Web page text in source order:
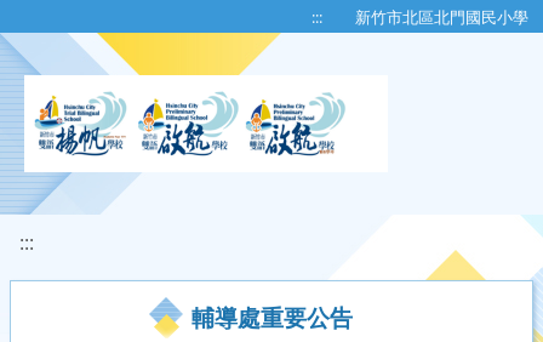
::: 新竹市北區北門國民小學
:::
輔導處重要公告